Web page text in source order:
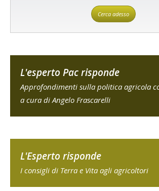
Cerca adesso
L'esperto Pac risponde
Approfondimenti sulla politica agricola
a cura di Angelo Frascarelli
L'Esperto risponde
I consigli di Terra e Vita agli agricoltori